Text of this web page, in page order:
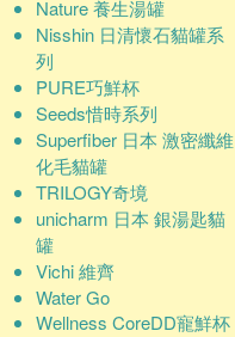
Nature 養生湯罐
Nisshin 日清懷石貓罐系
列
PURE巧鮮杯
Seeds惜時系列
Superfiber 日本 激密纖維
化毛貓罐
TRILOGY奇境
unicharm 日本 銀湯匙貓
罐
Vichi 維齊
Water Go
Wellness CoreDD寵鮮杯